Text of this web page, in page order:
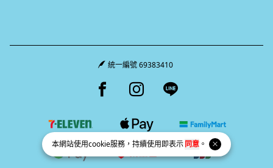
本網站使用cookie服務，持續使用即表示同意 。
統一編號 69383410
Facebook page
Instagram page
Line page